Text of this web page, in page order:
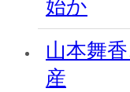
始か
山本舞
産